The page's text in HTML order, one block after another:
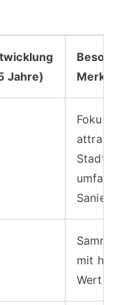
Jahre)
Fokus
mit